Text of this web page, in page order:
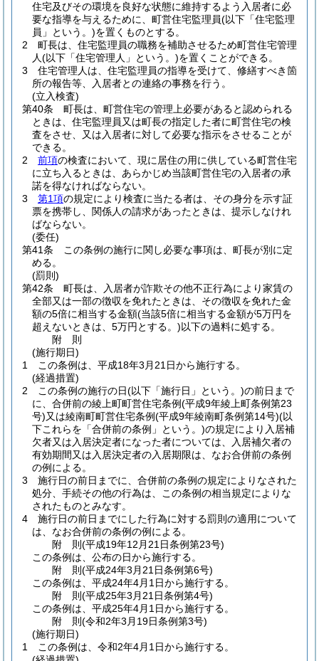
住宅及びその環境を良好な状態に維持するよう入居者に必
要な指導を与えるために、町営住宅監理員(以下「住宅監理
員」という。)を置くものとする。
2
町長は、住宅監理員の職務を補助させるため町営住宅管理
人(以下「住宅管理人」という。)を置くことができる。
3
住宅管理人は、住宅監理員の指導を受けて、修繕すべき箇
所の報告等、入居者との連絡の事務を行う。
(立入検査)
第40条
町長は、町営住宅の管理上必要があると認められる
ときは、住宅監理員又は町長の指定した者に町営住宅の検
査をさせ、又は入居者に対して必要な指示をさせることが
できる。
2
前項の検査において、現に居住の用に供している町営住宅
に立ち入るときは、あらかじめ当該町営住宅の入居者の承
諾を得なければならない。
3
第1項の規定により検査に当たる者は、その身分を示す証
票を携帯し、関係人の請求があったときは、提示しなけれ
ばならない。
(委任)
第41条
この条例の施行に関し必要な事項は、町長が別に定
める。
(罰則)
第42条
町長は、入居者が詐欺その他不正行為により家賃の
全部又は一部の徴収を免れたときは、その徴収を免れた金
額の5倍に相当する金額(当該5倍に相当する金額が5万円を
超えないときは、5万円とする。)以下の過料に処する。
附 則
(施行期日)
1
この条例は、平成18年3月21日から施行する。
(経過措置)
2
この条例の施行の日(以下「施行日」という。)の前日まで
に、合併前の綾上町町営住宅条例(平成9年綾上町条例第23
号)又は綾南町町営住宅条例(平成9年綾南町条例第14号)(以
下これらを「合併前の条例」という。)の規定により入居補
欠者又は入居決定者になった者については、入居補欠者の
有効期間又は入居決定者の入居期限は、なお合併前の条例
の例による。
3
施行日の前日までに、合併前の条例の規定によりなされた
処分、手続その他の行為は、この条例の相当規定によりな
されたものとみなす。
4
施行日の前日までにした行為に対する罰則の適用について
は、なお合併前の条例の例による。
附 則(平成19年12月21日条例第23号)
この条例は、公布の日から施行する。
附 則(平成24年3月21日条例第6号)
この条例は、平成24年4月1日から施行する。
附 則(平成25年3月21日条例第4号)
この条例は、平成25年4月1日から施行する。
附 則(令和2年3月19日条例第3号)
(施行期日)
1
この条例は、令和2年4月1日から施行する。